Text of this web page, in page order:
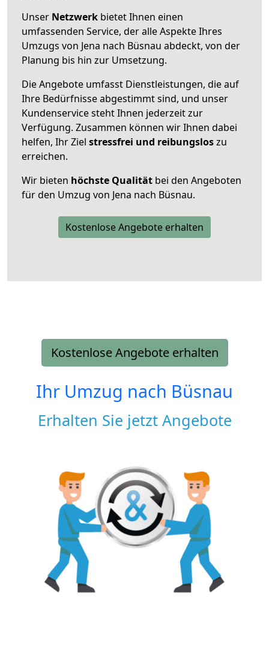
Unser Netzwerk bietet Ihnen einen
umfassenden Service, der alle Aspekte Ihres
Umzugs von Jena nach Büsnau abdeckt, von der
Planung bis hin zur Umsetzung.
Die Angebote umfasst Dienstleistungen, die auf
Ihre Bedürfnisse abgestimmt sind, und unser
Kundenservice steht Ihnen jederzeit zur
Verfügung. Zusammen können wir Ihnen dabei
helfen, Ihr Ziel stressfrei und reibungsloszu
erreichen.
Wir bieten höchste Qualität bei den Angeboten
für den Umzug von Jena nach Büsnau.
Kostenlose Angebote erhalten
Kostenlose Angebote erhalten
Ihr Umzug nach Büsnau
Erhalten Sie jetzt Angebote